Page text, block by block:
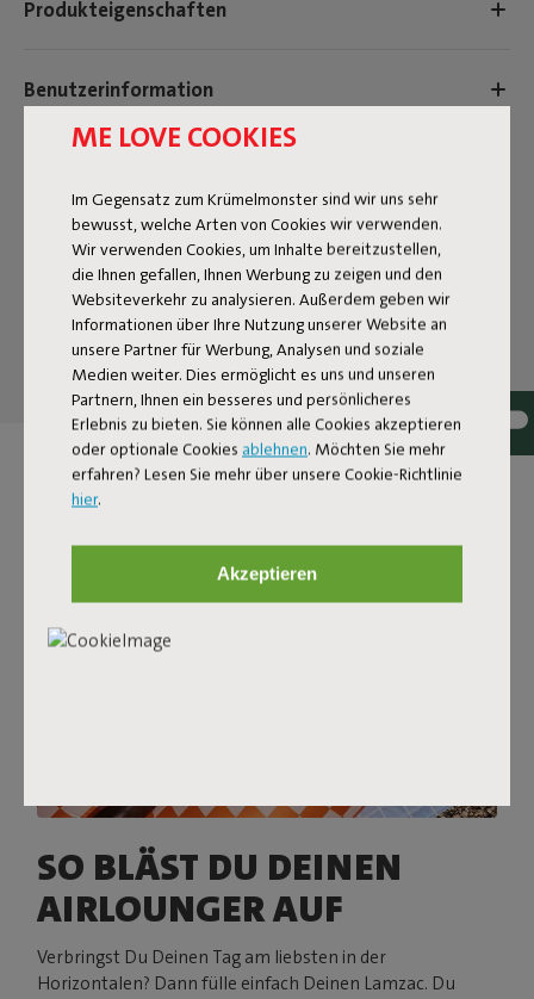
ME LOVE COOKIES
Im Gegensatz zum Krümelmonster sind wir uns sehr
bewusst, welche Arten von Cookies wir verwenden.
Wir verwenden Cookies, um Inhalte bereitzustellen,
die Ihnen gefallen, Ihnen Werbung zu zeigen und den
Websiteverkehr zu analysieren. Außerdem geben wir
Informationen über Ihre Nutzung unserer Website an
unsere Partner für Werbung, Analysen und soziale
Medien weiter. Dies ermöglicht es uns und unseren
Partnern, Ihnen ein besseres und persönlicheres
Erlebnis zu bieten. Sie können alle Cookies akzeptieren
oder optionale Cookies ablehnen. Möchten Sie mehr
erfahren? Lesen Sie mehr über unsere Cookie-Richtlinie
hier.
Akzeptieren
Produkteigenschaften
Benutzerinformation
Reviews: 4.4 / 5 (97 reviews)
Unsere Produkte bei Ihnen zu
Hause.
Taggen Sie @fatboy_original oder verwenden Sie den
Hashtag #fatboyoriginal, um hier geteilt zu werden
SO BLÄST DU DEINEN
AIRLOUNGER AUF
Verbringst Du Deinen Tag am liebsten in der
Horizontalen? Dann fülle einfach Deinen Lamzac. Du